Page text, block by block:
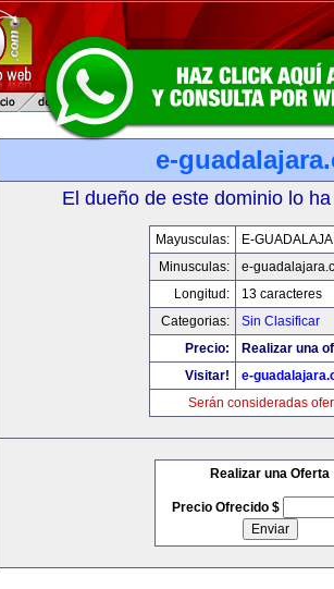
e-
El dueño de este dominio lo
Mayusculas:
E-
Minusculas:
e-
Longitud:
13 caracteres
Categorias:
Sin Clasificar
Precio:
Realizar una
Visitar!
e-
Serán consideradas
Realizar una Oferta
Precio Ofrecido $